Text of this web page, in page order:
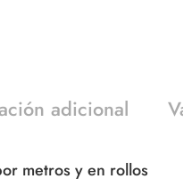
adicional
metros y en rollos